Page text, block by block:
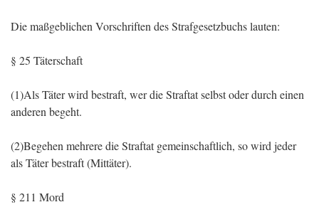
Die maßgeblichen Vorschriften des Strafgesetzbuchs lauten:
§ 25 Täterschaft
(1)Als Täter wird bestraft, wer die Straftat selbst oder durch einen
anderen begeht.
(2)Begehen mehrere die Straftat gemeinschaftlich, so wird jeder
als Täter bestraft (Mittäter).
§ 211 Mord